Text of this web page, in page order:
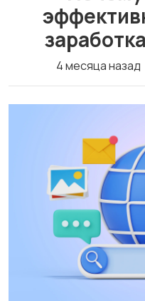
4 месяца назад